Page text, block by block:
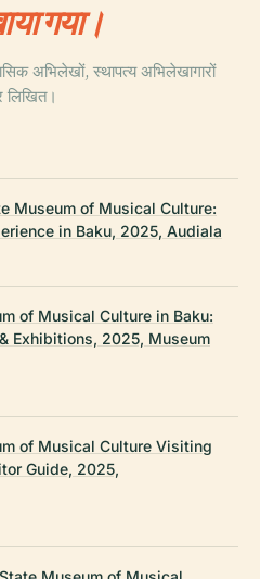
गया।
अभिलेखों, स्थापत्य अभिलेखागारों
लिखित।
Museum of Musical Culture:
in Baku, 2025, Audiala
of Musical Culture in Baku:
Exhibitions, 2025, Museum
of Musical Culture Visiting
Guide, 2025,